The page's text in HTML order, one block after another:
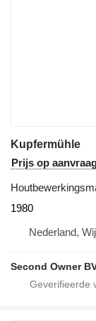
Kupfermühle
Prijs op
1980
Nederland,
Second Owner